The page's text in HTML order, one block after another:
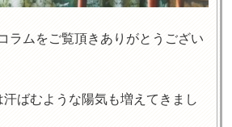
ラムをご覧頂きありがとうござい
ばむような陽気も増えてきまし